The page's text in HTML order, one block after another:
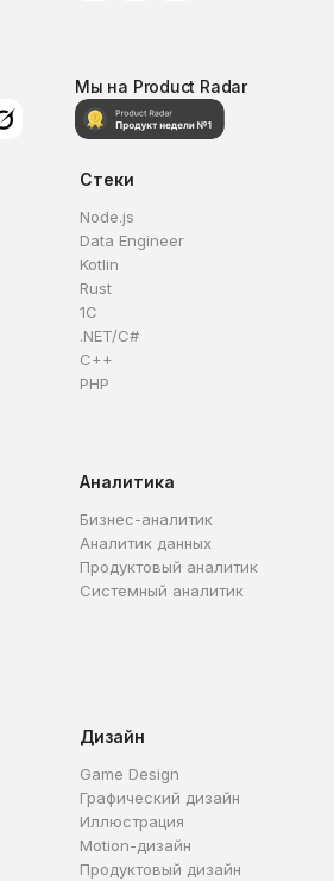
Мы на Product Radar
Стеки
Node.js
Data Engineer
Kotlin
Rust
1C
.NET/C#
C++
PHP
Аналитика
Бизнес-аналитик
Аналитик данных
Продуктовый аналитик
Системный аналитик
Дизайн
Game Design
Графический дизайн
Иллюстрация
Motion-дизайн
Продуктовый дизайн